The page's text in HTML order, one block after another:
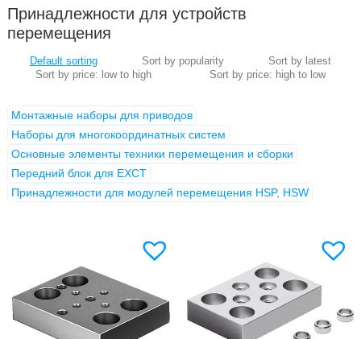
Принадлежности для устройств
перемещения
Монтажные наборы для приводов
Наборы для многокоординатных систем
Основные элементы техники перемещения и сборки
Передний блок для EXCT
Принадлежности для модулей перемещения HSP, HSW